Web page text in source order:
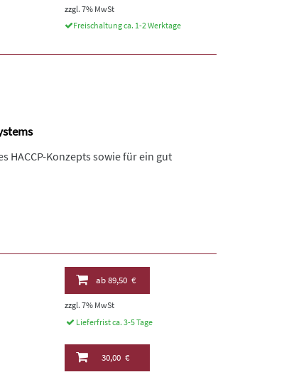
zzgl. 7% MwSt
Freischaltung ca. 1-2 Werktage
HACCP-Konzepts sowie für ein gut
ab89,50 €
zzgl. 7% MwSt
Lieferfrist ca. 3-5 Tage
30,00 €